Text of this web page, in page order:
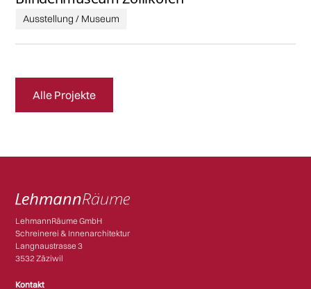
Ausstellung / Museum
Alle Projekte
LehmannRäume GmbH
Schreinerei & Innenarchitektur
Langnaustrasse 3
3532 Zäziwil​​
Kontakt